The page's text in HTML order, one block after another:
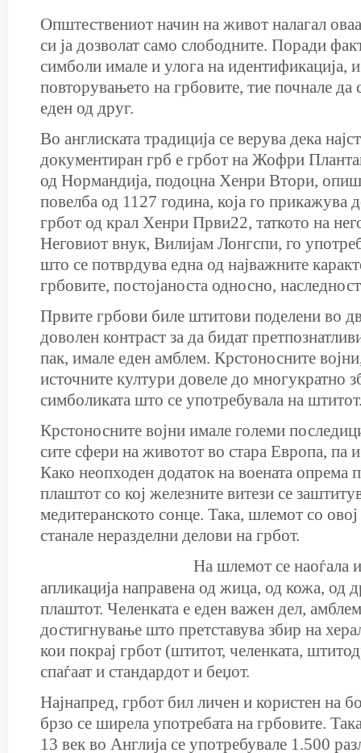
Општествениот начин на живот налагал
си ја дозволат само слободните. Поради
симболи имале и улога на идентификација, и
повторувањето на грбовите, тие почнале да
еден од друг.
Во англиската традиција се верува дека
документиран грб е грбот на Жофри
од Нормандија, подоцна Хенри Втори,
повелба од 1127 година, која го прикажува
грбот од крал Хенри Први22, таткото на
Неговиот внук, Вилијам Лонгспи, го
што се потврдува една од најважните
грбовите, постојаноста односно,
Првите грбови биле штитови поделени во
доволен контраст за да бидат
пак, имале еден амблем. Крстоносните
источните култури довеле до многукратно
симболиката што се употребувала на
Крстоносните војни имале големи
сите сфери на животот во стара Европа, па
Како неопходен додаток на воената опрема
плаштот со кој железните витези се
медитеранското сонце. Така, шлемот со
станале неразделни делови на грбот.
На шлемот се наоѓала
апликација направена од жица, од кожа, од
плаштот. Челенката е еден важен дел,
достигнување што претставува збир на
кои покрај грбот (штитот, челенката,
спаѓаат и стандардот и беџот.
Најнапред, грбот бил личен и користен на
брзо се ширела употребата на грбовите.
13 век во Англија се употребувале 1.500